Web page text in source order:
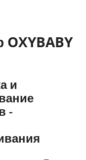
и
-